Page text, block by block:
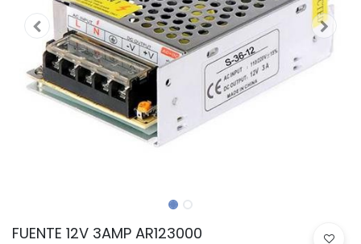
FUENTE 12V 3AMP AR123000